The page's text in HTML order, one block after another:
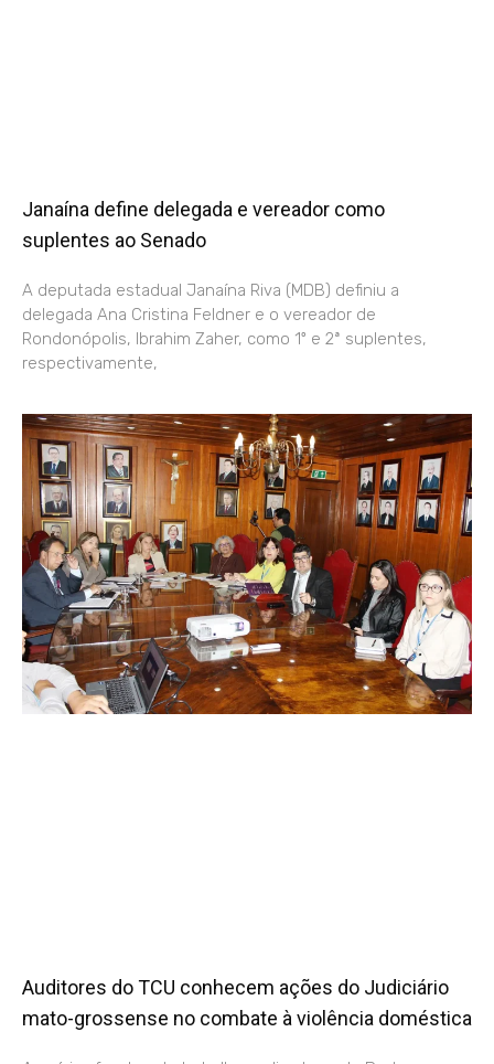
Janaína define delegada e vereador como
suplentes ao Senado
A deputada estadual Janaína Riva (MDB) definiu a
delegada Ana Cristina Feldner e o vereador de
Rondonópolis, Ibrahim Zaher, como 1º e 2ª suplentes,
respectivamente,
Auditores do TCU conhecem ações do Judiciário
mato-grossense no combate à violência doméstica